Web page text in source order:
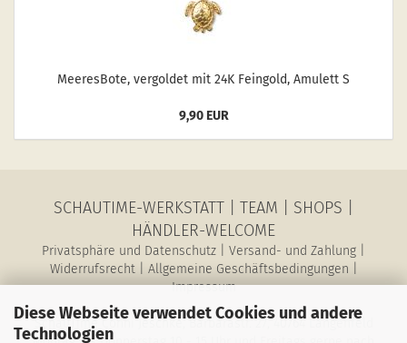
Diese Webseite verwendet Cookies und andere
Technologien
Mee­res­Bo­te, ver­gol­det mit 24K Fein­gold, Amu­lett S
9,90 EUR
SCHAUTIME-WERKSTATT TEAM SHOPS
HÄNDLER-WELCOME
Privatsphäre und Datenschutz Versand- und Zahlung
Widerrufsrecht| Allgemeine Geschäftsbedingungen
Impressum
SchauTime Conni Jeschke, Barbarastr. 27, 40764 Langenfeld